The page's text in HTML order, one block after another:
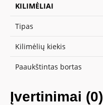
KILIMĖLIAI
Tipas
Kilimėlių kiekis
Paaukštintas bortas
Įvertinimai (0)